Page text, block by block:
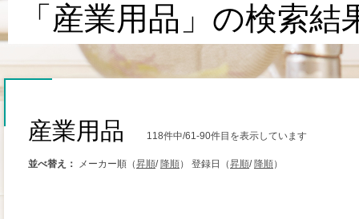
「産業用品」の検索結
産業用品 118件中/61-90件目を表示しています
並べ替え： メーカー順（昇順/ 降順） 登録日（昇順/ 降順）